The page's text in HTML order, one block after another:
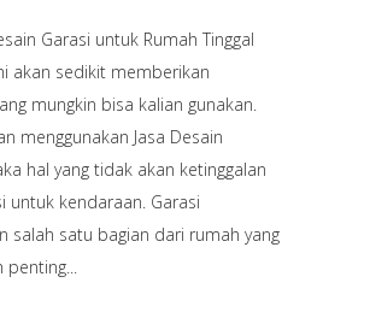
Garasi untuk Rumah Tinggal
akan sedikit memberikan
mungkin bisa kalian gunakan.
menggunakan Jasa Desain
hal yang tidak akan ketinggalan
untuk kendaraan. Garasi
salah satu bagian dari rumah yang
penting